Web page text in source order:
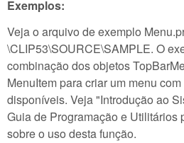
Exemplos:
Veja o arquivo de exemplo
\CLIP53\SOURCE\SAMPLE. O
combinação dos objetos
MenuItem para criar um menu
disponíveis. Veja "Introdução ao
Guia de Programação e Utilitários
sobre o uso desta função.